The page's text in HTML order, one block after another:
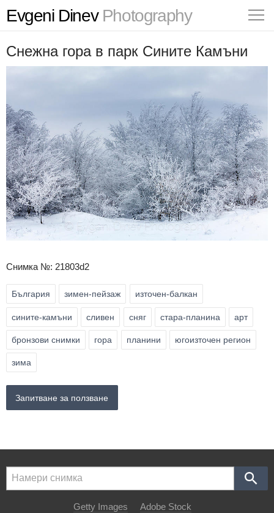
Evgeni DinevPhotography
Снежна гора в парк Сините Камъни
Снимка №: 21803d2
България зимен-пейзаж източен-балкан
сините-камъни сливен сняг стара-планина арт
бронзови снимки гора планини югоизточен регион
зима
Запитване за ползване
Getty Images Adobe Stock